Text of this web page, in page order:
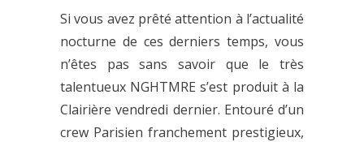
Si vous avez prêté attention à l’actualité
nocturne de ces derniers temps, vous
n’êtes pas sans savoir que le très
talentueux NGHTMRE s’est produit à la
Clairière vendredi dernier. Entouré d’un
crew Parisien franchement prestigieux,